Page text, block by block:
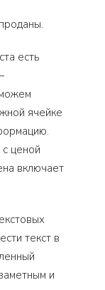
есть
ячейке
ценой
включает
текст в
и